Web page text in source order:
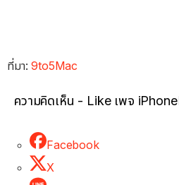
ที่มา:9to5Mac
ความคิดเห็น - Like เพจ
Facebook
X